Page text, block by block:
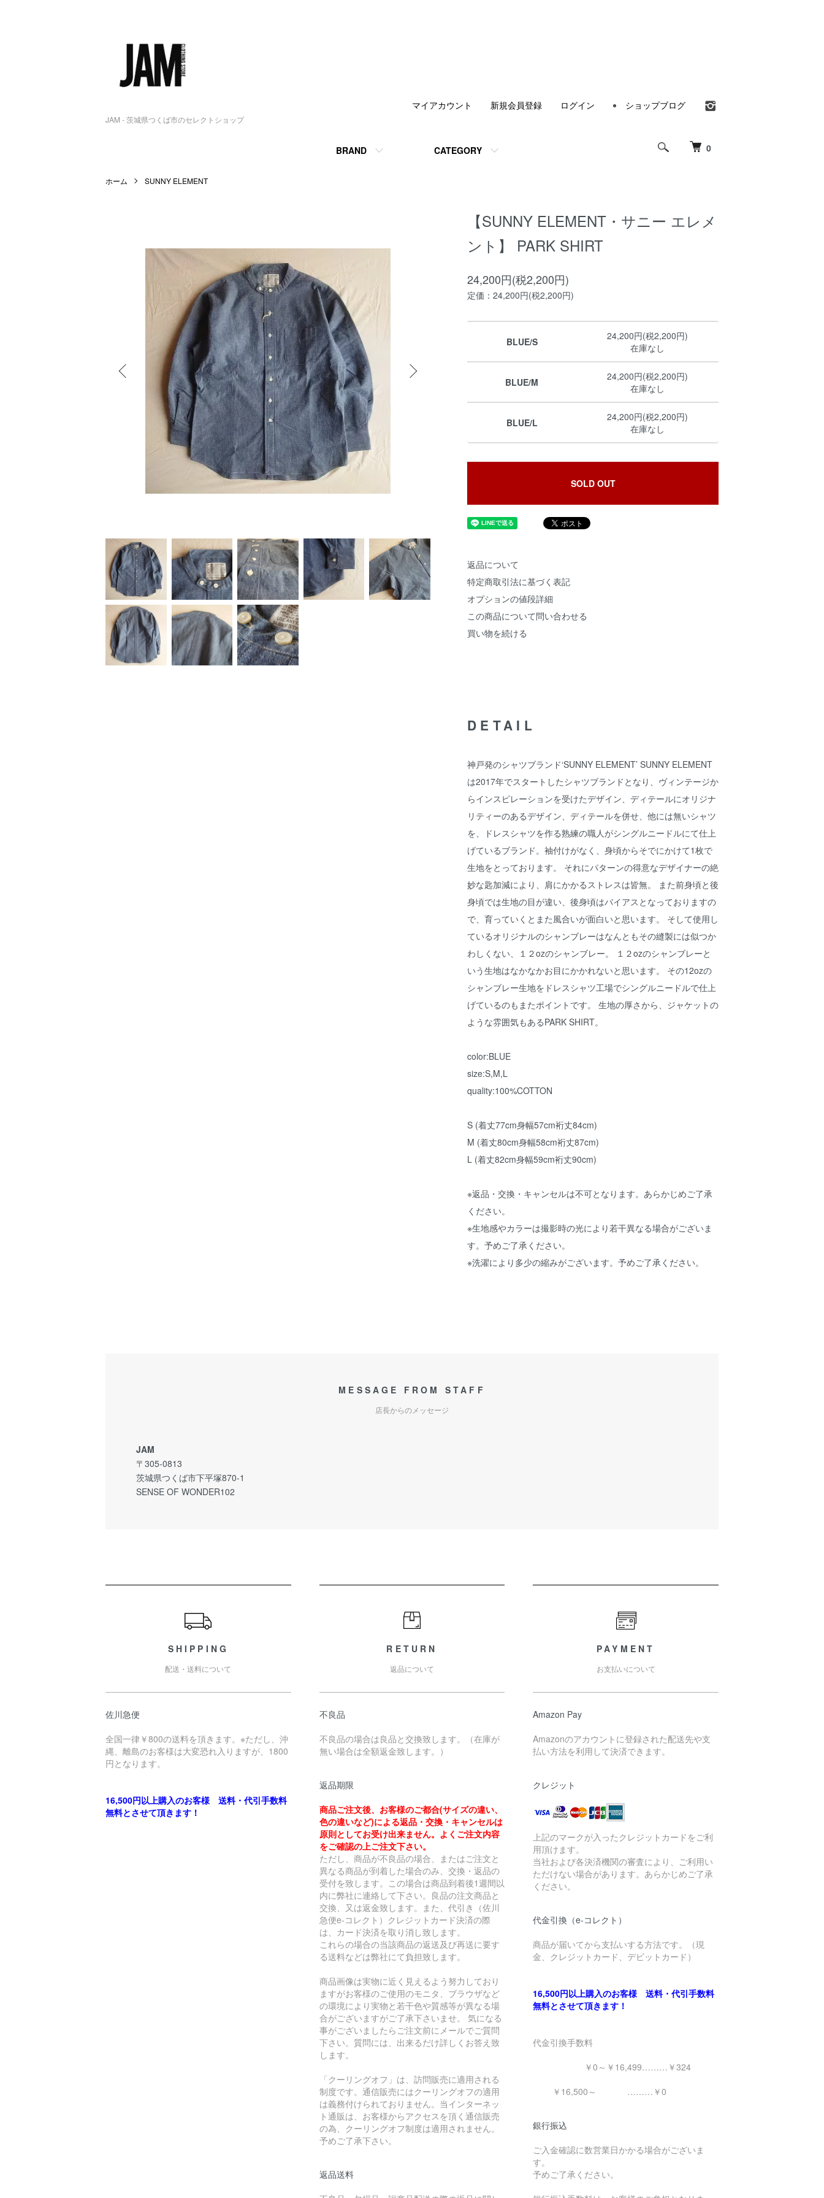
JAM - 茨城県つくば市のセレクトショップ
0
BRAND CATEGORY
マイアカウント 新規会員登録 ログイン ショップブログ
ホーム SUNNY ELEMENT
【SUNNY ELEMENT・サニー エレメ
ント】 PARK SHIRT
24,200円(税2,200円)
定価：24,200円(税2,200円)
BLUE/S
24,200円(税2,200円)
在庫なし
BLUE/M
24,200円(税2,200円)
在庫なし
BLUE/L
24,200円(税2,200円)
在庫なし
SOLD OUT
返品について
特定商取引法に基づく表記
オプションの値段詳細
この商品について問い合わせる
買い物を続ける
DETAIL
神戸発のシャツブランド‘SUNNY ELEMENT’ SUNNY ELEMENT
は2017年でスタートしたシャツブランドとなり、ヴィンテージか
らインスピレーションを受けたデザイン、ディテールにオリジナ
リティーのあるデザイン、ディテールを併せ、他には無いシャツ
を、ドレスシャツを作る熟練の職人がシングルニードルにて仕上
げているブランド。袖付けがなく、身頃からそでにかけて1枚で
生地をとっております。 それにパターンの得意なデザイナーの絶
妙な匙加減により、肩にかかるストレスは皆無。 また前身頃と後
身頃では生地の目が違い、後身頃はバイアスとなっておりますの
で、育っていくとまた風合いが面白いと思います。 そして使用し
ているオリジナルのシャンブレーはなんともその縫製には似つか
わしくない、１２ozのシャンブレー。 １２ozのシャンブレーと
いう生地はなかなかお目にかかれないと思います。 その12ozの
シャンブレー生地をドレスシャツ工場でシングルニードルで仕上
げているのもまたポイントです。 生地の厚さから、ジャケットの
ような雰囲気もあるPARK SHIRT。
color:BLUE
size:S,M,L
quality:100%COTTON
S (着丈77cm身幅57cm裄丈84cm)
M (着丈80cm身幅58cm裄丈87cm)
L (着丈82cm身幅59cm裄丈90cm)
※返品・交換・キャンセルは不可となります。あらかじめご了承
ください。
※生地感やカラーは撮影時の光により若干異なる場合がございま
す。予めご了承ください。
※洗濯により多少の縮みがございます。予めご了承ください。
MESSAGE FROM STAFF
店長からのメッセージ
JAM
〒305-0813
茨城県つくば市下平塚870-1
SENSE OF WONDER102
SHIPPING
配送・送料について
佐川急便
全国一律￥800の送料を頂きます。※ただし、沖
縄、離島のお客様は大変恐れ入りますが、1800
円となります。
16,500円以上購入のお客様 送料・代引手数料
無料とさせて頂きます！
RETURN
返品について
不良品
不良品の場合は良品と交換致します。（在庫が
無い場合は全額返金致します。）
返品期限
商品ご注文後、お客様のご都合(サイズの違い、
色の違いなど)による返品・交換・キャンセルは
原則としてお受け出来ません。よくご注文内容
をご確認の上ご注文下さい。
ただし、商品が不良品の場合、またはご注文と
異なる商品が到着した場合のみ、交換・返品の
受付を致します。この場合は商品到着後1週間以
内に弊社に連絡して下さい。良品の注文商品と
交換、又は返金致します。また、代引き（佐川
急便e-コレクト）クレジットカード決済の際
は、カード決済を取り消し致します。
これらの場合の当該商品の返送及び再送に要す
る送料などは弊社にて負担致します。
商品画像は実物に近く見えるよう努力しており
ますがお客様のご使用のモニタ、ブラウザなど
の環境により実物と若干色や質感等が異なる場
合がございますがご了承下さいませ。 気になる
事がございましたらご注文前にメールでご質問
下さい。質問には、出来るだけ詳しくお答え致
します。
「クーリングオフ」は、訪問販売に適用される
制度です。通信販売にはクーリングオフの適用
は義務付けられておりません。当インターネッ
ト通販は、お客様からアクセスを頂く通信販売
の為、クーリングオフ制度は適用されません。
予めご了承下さい。
返品送料
PAYMENT
お支払いについて
Amazon Pay
Amazonのアカウントに登録された配送先や支
払い方法を利用して決済できます。
クレジット
上記のマークが入ったクレジットカードをご利
用頂けます。
当社および各決済機関の審査により、ご利用い
ただけない場合があります。あらかじめご了承
ください。
代金引換（e-コレクト）
商品が届いてから支払いする方法です。（現
金、クレジットカード、デビットカード）
16,500円以上購入のお客様 送料・代引手数料
無料とさせて頂きます！
代金引換手数料
￥0～￥16,499………￥324
￥16,500～ ………￥0
銀行振込
ご入金確認に数営業日かかる場合がございま
す。
予めご了承ください。